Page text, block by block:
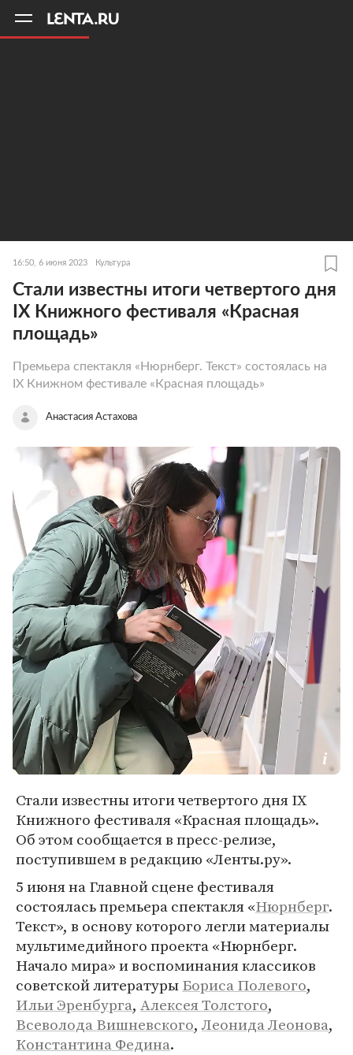
16:50, 6 июня 2023 Культура
Стали известны итоги четвертого дня
IX Книжного фестиваля «Красная
площадь»
Премьера спектакля «Нюрнберг. Текст» состоялась на
IX Книжном фестивале «Красная площадь»
Анастасия Астахова
Стали известны итоги четвертого дня IX
Книжного фестиваля «Красная площадь».
Об этом сообщается в пресс-релизе,
поступившем в редакцию «Ленты.ру».
5 июня на Главной сцене фестиваля
состоялась премьера спектакля «Нюрнберг.
Текст», в основу которого легли материалы
мультимедийного проекта «Нюрнберг.
Начало мира» и воспоминания классиков
советской литературыБориса Полевого,
Ильи Эренбурга, Алексея Толстого,
Всеволода Вишневского, Леонида Леонова,
Константина Федина.